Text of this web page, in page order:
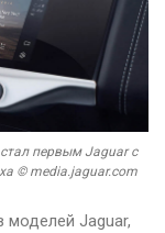
первым Jaguar с
© media.jaguar.com
Jaguar,